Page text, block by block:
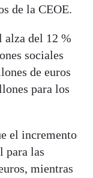
de la CEOE.
alza del 12 %
sociales
de euros
para los
el incremento
para las
mientras